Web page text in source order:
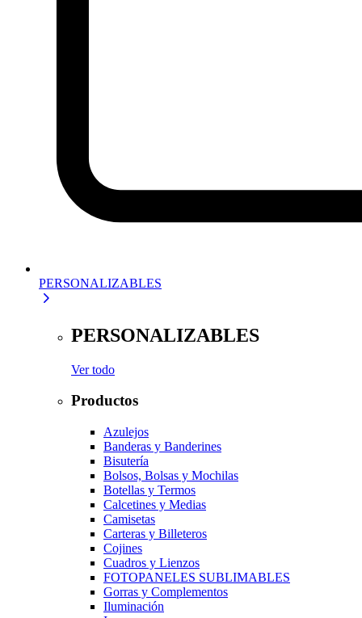
PERSONALIZABLES
PERSONALIZABLES
Ver todo
Productos
Azulejos
Banderas y Banderines
Bisutería
Bolsos, Bolsas y Mochilas
Botellas y Termos
Calcetines y Medias
Camisetas
Carteras y Billeteros
Cojines
Cuadros y Lienzos
FOTOPANELES SUBLIMABLES
Gorras y Complementos
Iluminación